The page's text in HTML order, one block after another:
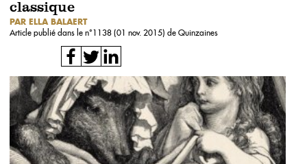
classique
PAR ELLA BALAERT
Article publié dans le n°1138 (01 nov. 2015) de Quinzaines